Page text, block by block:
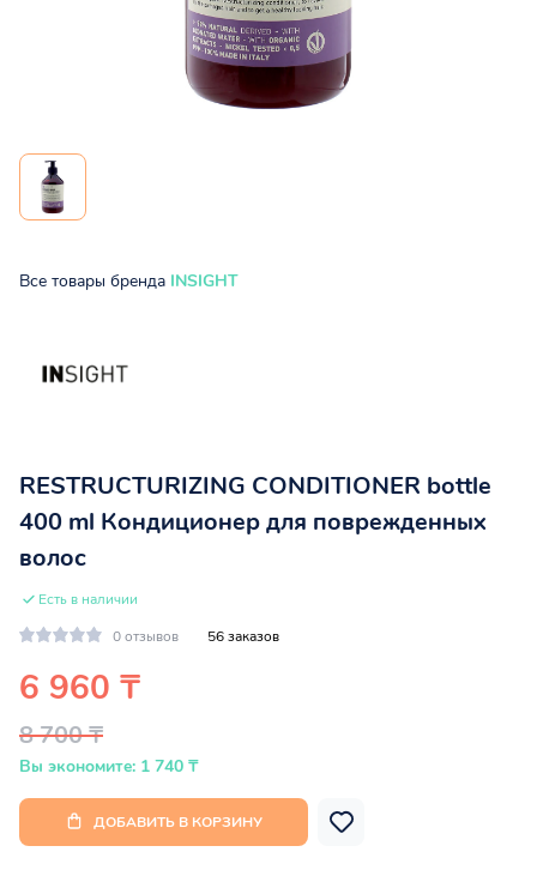
Все товары бренда INSIGHT
RESTRUCTURIZING CONDITIONER bottle
400 ml Кондиционер для поврежденных
волос
Есть в наличии
0 отзывов
56 заказов
6 960 ₸
8 700 ₸
Вы экономите: 1 740 ₸
ДОБАВИТЬ В КОРЗИНУ